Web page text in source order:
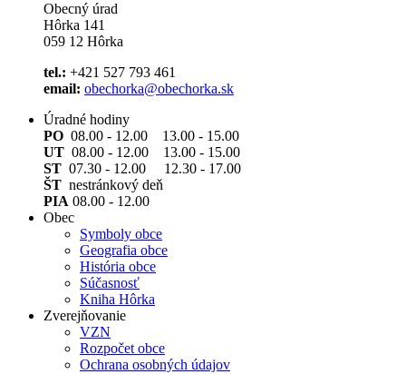
Obecný úrad
Hôrka 141
059 12 Hôrka
tel.: +421 527 793 461
email: obechorka@obechorka.sk
Úradné hodiny
PO 08.00 - 12.00 13.00 - 15.00
UT 08.00 - 12.00 13.00 - 15.00
ST 07.30 - 12.00 12.30 - 17.00
ŠT nestránkový deň
PIA 08.00 - 12.00
Obec
Symboly obce
Geografia obce
História obce
Súčasnosť
Kniha Hôrka
Zverejňovanie
VZN
Rozpočet obce
Ochrana osobných údajov